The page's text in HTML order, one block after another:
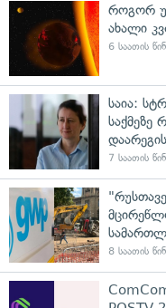
როგორ
ახალი
6 საათის წინ
საია:
საქმეზე
7 საათის წინ
8 საათის წინ